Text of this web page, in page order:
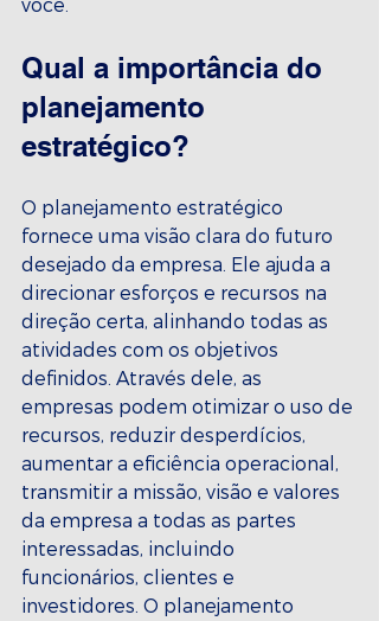
você.
Qual a importância do
planejamento
estratégico?
O planejamento estratégico
fornece uma visão clara do futuro
desejado da empresa. Ele ajuda a
direcionar esforços e recursos na
direção certa, alinhando todas as
atividades com os objetivos
definidos. Através dele, as
empresas podem otimizar o uso de
recursos, reduzir desperdícios,
aumentar a eficiência operacional,
transmitir a missão, visão e valores
da empresa a todas as partes
interessadas, incluindo
funcionários, clientes e
investidores. O planejamento